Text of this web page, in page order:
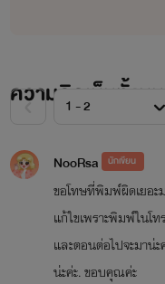
อาทิตย์
ความคิดเห็นทั้งห
NooRsa นักเขียน
ขอโทษที่พิมพ์ผิดเยอะ
แก้ใขเพราะพิมพ์ในโ
และตอนต่อไปจะมาน่
น่ะค่ะ. ขอบคุณค่ะ